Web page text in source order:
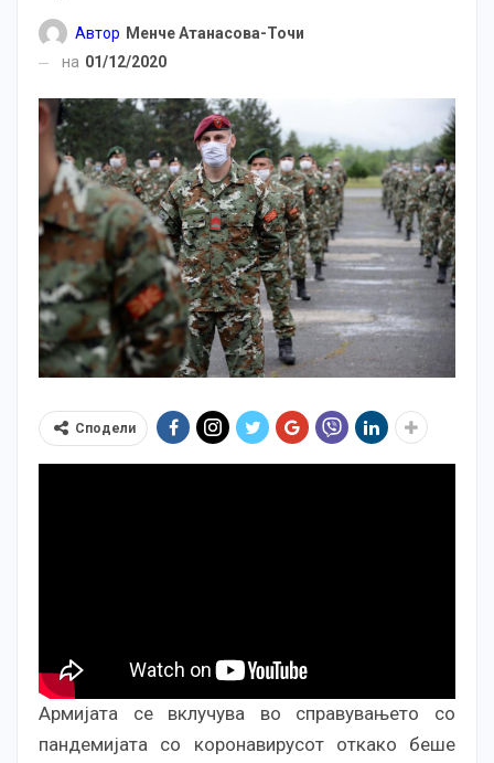
Автор Менче Атанасова-Точи
на 01/12/2020
Сподели
Армијата се вклучува во справувањето со
пандемијата со коронавирусот откако беше